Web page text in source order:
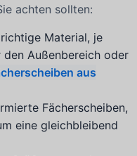
achten sollten:
Material, je
den Außenbereich oder
aus
Fächerscheiben,
eine gleichbleibend